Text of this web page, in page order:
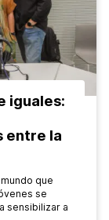
iguales:
entre la
que
se
sensibilizar a